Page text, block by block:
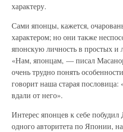
характеру.
Сами японцы, кажется,
характером; но они также
японскую личность в простых и
«Нам, японцам, — писал
очень трудно понять
говорит наша старая пословица:
вдали от него».
Интерес японцев к себе
одного авторитета по Японии,